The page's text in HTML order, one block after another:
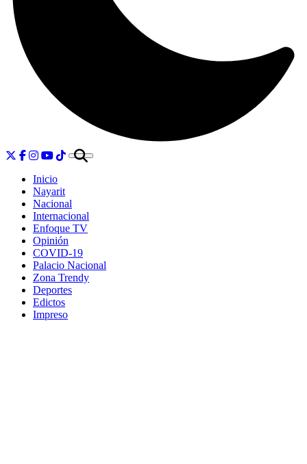
Inicio
Nayarit
Nacional
Internacional
Enfoque TV
Opinión
COVID-19
Palacio Nacional
Zona Trendy
Deportes
Edictos
Impreso